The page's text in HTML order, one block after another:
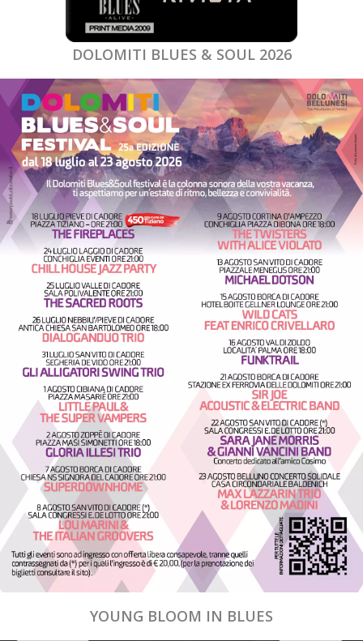
DOLOMITI BLUES & SOUL 2026
YOUNG BLOOM IN BLUES